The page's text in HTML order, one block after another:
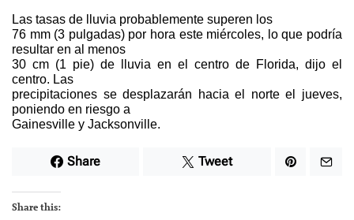
Las tasas de lluvia probablemente superen los
76 mm (3 pulgadas) por hora este miércoles, lo que podría
resultar en al menos
30 cm (1 pie) de lluvia en el centro de Florida, dijo el
centro. Las
precipitaciones se desplazarán hacia el norte el jueves,
poniendo en riesgo a
Gainesville y Jacksonville.
Share Tweet
Share this: